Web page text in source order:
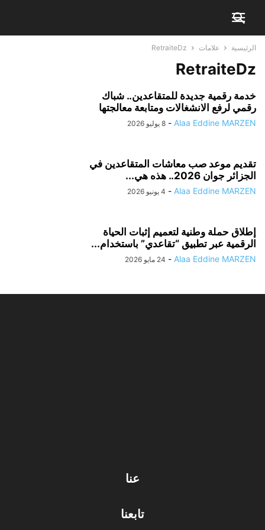
الرئيسية علامات RetraiteDz
RetraiteDz
خدمة رقمية جديدة للمتقاعدين.. شباك
رقمي لرفع الانشغالات ومتابعة معالجتها
Alaa Eddine MARZEN
- 8 يوليو 2026
تقديم موعد صب معاشات المتقاعدين في
الجزائر جوان 2026.. هذه هي...
Alaa Eddine MARZEN
- 4 يونيو 2026
إطلاق حملة وطنية لتعميم إثبات الحياة
الرقمية عبر تطبيق “تقاعدي” باستخدام...
Alaa Eddine MARZEN
- 24 مايو 2026
عنا
تابعنا